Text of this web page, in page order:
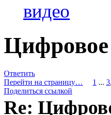
видео
Цифровое
Ответить
Перейти на страницу…
1 ... 3,
Поделиться ссылкой
Re: